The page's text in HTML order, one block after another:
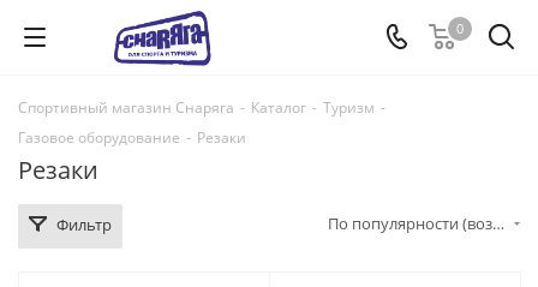
0
Спортивный магазин Снаряга - Каталог - Туризм -
Газовое оборудование - Резаки
Резаки
Фильтр По популярности (возрастание)